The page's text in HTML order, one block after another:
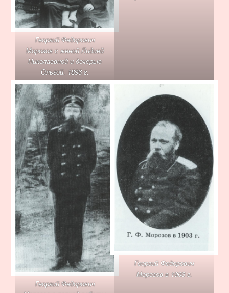
Георгий Федорович
Морозов с женой Лидией
Николаевной и дочерью
Ольгой. 1896 г.
Георгий Федорович
Георгий Федорович
Морозов в 1903 г.